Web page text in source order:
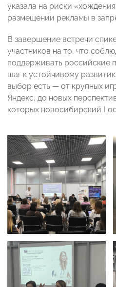
указала на риски
размещении рекламы в
В завершение встречи
участников на то, что
поддерживать российские
шаг к устойчивому
выбор есть — от крупных
Яндекс, до новых
которых новосибирский